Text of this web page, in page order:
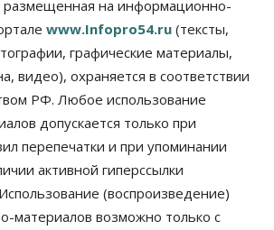
смогут добровольно
пенсию
распоряжаться дети: в десяти
области введут
бюджетирование
размещенная на информационно-
www.Infopro54.ru (тексты,
графические материалы,
видео), охраняется в соответствии
РФ. Любое использование
допускается только при
перепечатки и при упоминании
активной гиперссылки
(воспроизведение)
материалов возможно только с